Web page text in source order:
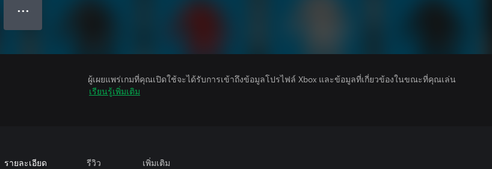
● ● ●
ผู้เผยแพร่เกมที่คุณเปิดใช้จะได้รับการเข้าถึงข้อมูลโปรไฟล์ Xbox และข้อมูลที่เกี่ยวข้องในขณะที่คุณเล่น
เรียนรู้เพิ่มเติม
รายละเอียด รีวิว เพิ่มเติม